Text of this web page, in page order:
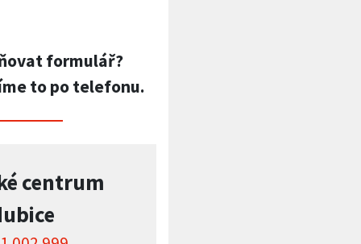
formulář?
to po telefonu.
centrum